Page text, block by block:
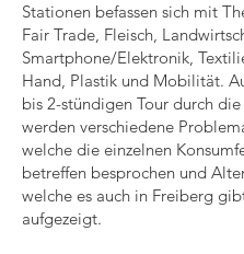
Stationen befassen sich mit
Fair Trade, Fleisch,
Smartphone/Elektronik,
Hand, Plastik und Mobilität.
bis 2-stündigen Tour durch
werden verschiedene
welche die einzelnen
betreffen besprochen und
welche es auch in Freiberg
aufgezeigt.